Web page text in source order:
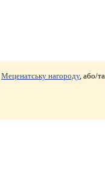
Меценатську нагороду, або/та